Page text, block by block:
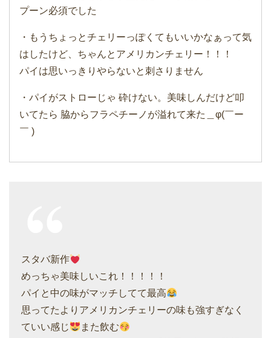
プーン必須でした
・もうちょっとチェリーっぽくてもいいかなぁって気
はしたけど、ちゃんとアメリカンチェリー！！！
パイは思いっきりやらないと刺さりません
・パイがストローじゃ 砕けない。美味しんだけど叩
いてたら 脇からフラペチーノが溢れて来た＿φ(￣ー
￣ )
スタバ新作
めっちゃ美味しいこれ！！！！！
パイと中の味がマッチしてて最高
思ってたよりアメリカンチェリーの味も強すぎなく
ていい感じ
また飲む